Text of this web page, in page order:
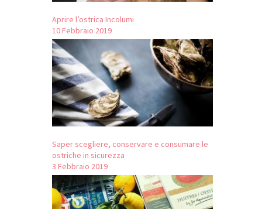
Aprire l’ostrica Incolumi
10 Febbraio 2019
Saper scegliere, conservare e consumare le
ostriche in sicurezza
3 Febbraio 2019